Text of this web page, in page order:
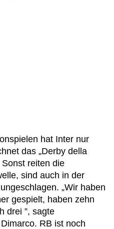
hat Inter nur
das „Derby della
reiten die
sind auch in der
„Wir haben
gespielt, haben zehn
drei ”, sagte
RB ist noch